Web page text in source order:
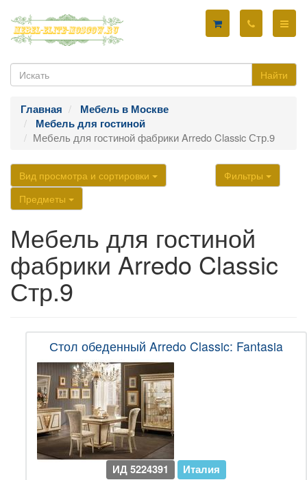
Найти
Главная
Мебель в Москве
Мебель для гостиной
Мебель для гостиной фабрики Arredo Classic Стр.9
Вид просмотра и сортировки
Фильтры
Предметы
Мебель для гостиной
фабрики Arredo Classic
Стр.9
Стол обеденный Arredo Classic: Fantasia
ИД 5224391 Италия